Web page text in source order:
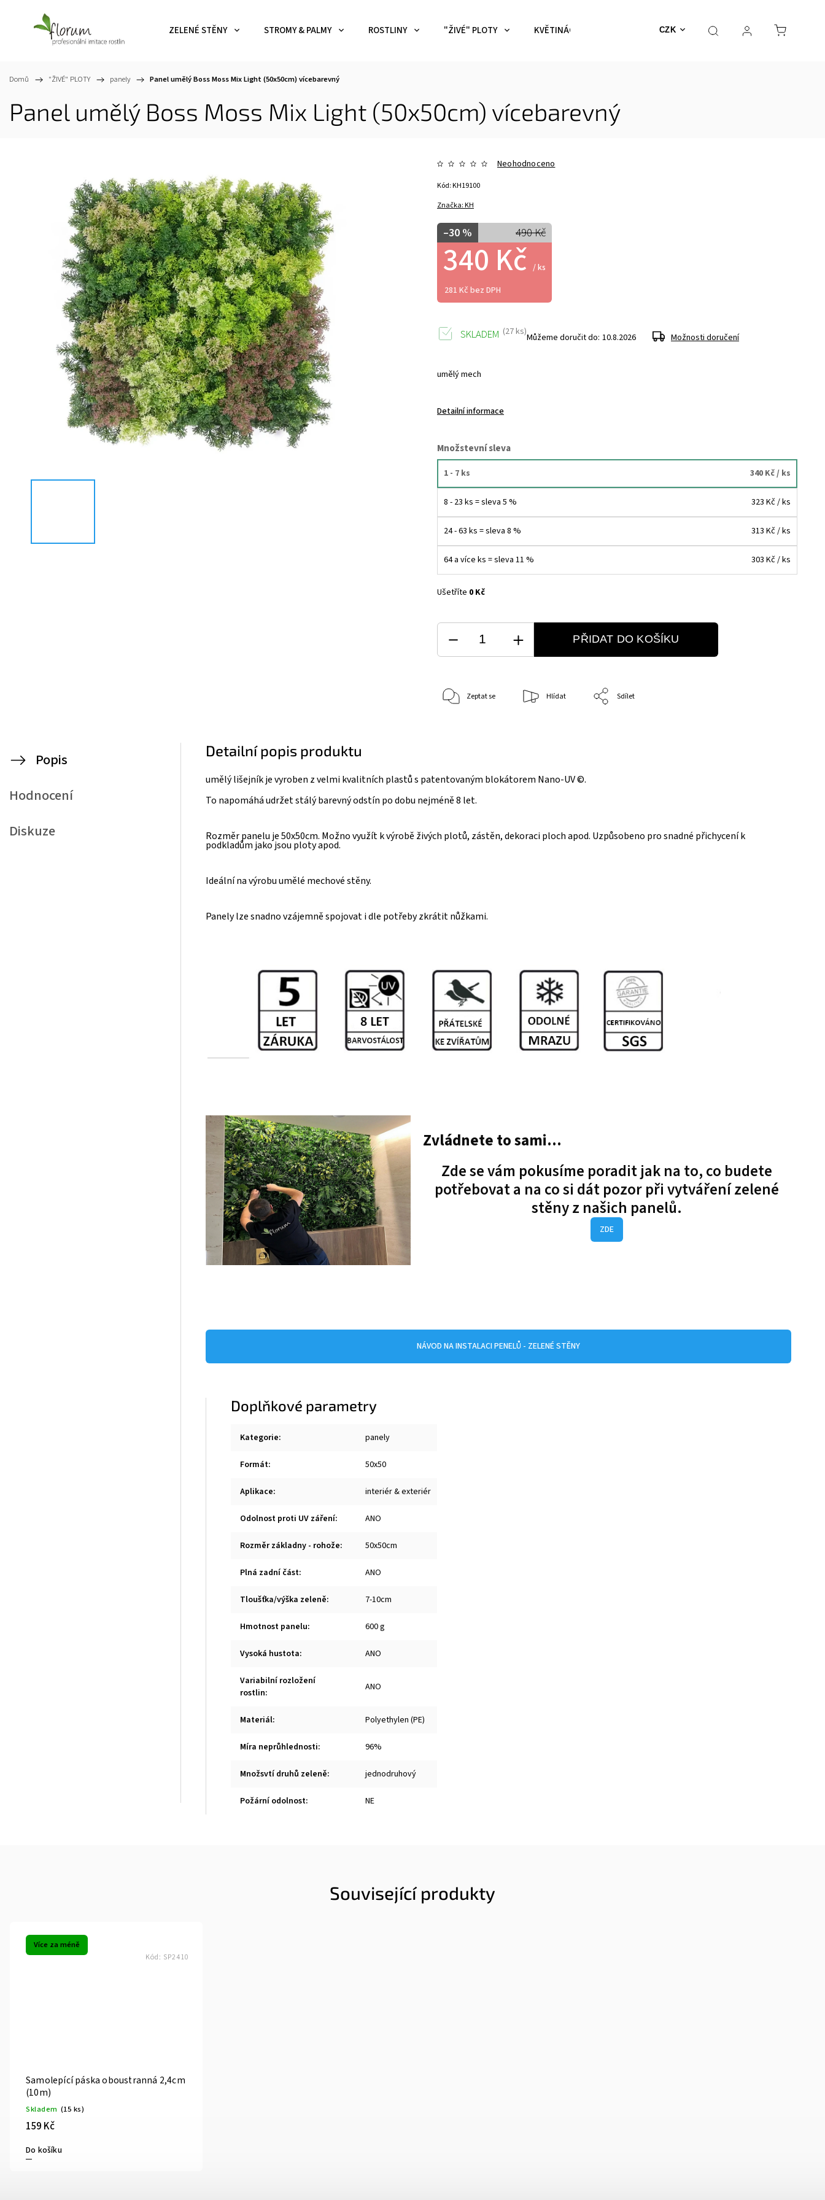
CZK
ZELENÉ STĚNY STROMY & PALMY ROSTLINY "ŽIVÉ" PLOTY KVĚTINÁČE NEHOŘLAVÉ Výprodej MECHY
Domů / "ŽIVÉ" PLOTY / panely / Panel umělý Boss Moss Mix Light (50x50cm)vícebarevný
Panel umělý Boss Moss Mix Light (50x50cm) vícebarevný
Značka:KH
Neohodnoceno
490 Kč
–30 %
340 Kč/ ks
281 Kč bez DPH
Kód:KH19100
umělý mech
Detailní informace
SKLADEM (27 ks)Můžeme doručit do: 10.8.2026 Možnosti doručení
Množstevní sleva
1 - 7 ks 340 Kč/ ks
8 - 23 ks = sleva 5 % 323 Kč/ ks
24 - 63 ks = sleva 8 % 313 Kč/ ks
64 a více ks = sleva 11 % 303 Kč/ ks
Ušetříte 0 Kč
PŘIDAT DO KOŠÍKU
Zeptat se Hlídat Sdílet
Popis
Hodnocení
Diskuze
Detailní popis produktu
umělý lišejník je vyroben z velmi kvalitních plastů s patentovaným blokátorem Nano-UV ©.
To napomáhá udržet stálý barevný odstín po dobu nejméně 8 let.
Rozměr panelu je 50x50cm. Možno využít k výrobě živých plotů, zástěn, dekoraci ploch apod. Uzpůsobeno pro snadné přichycení k
podkladům jako jsou ploty apod.
Ideální na výrobu umělé mechové stěny.
Panely lze snadno vzájemně spojovat i dle potřeby zkrátit nůžkami.
Zvládnete to sami...
Zde se vám pokusíme poradit jak na to, co budete
potřebovat a na co si dát pozor při vytváření zelené
stěny z našich panelů.
ZDE
NÁVOD NA INSTALACI PENELŮ - ZELENÉ STĚNY
Doplňkové parametry
Kategorie: panely
Formát: 50x50
Aplikace: interiér & exteriér
Odolnost proti UV záření: ANO
Rozměr základny - rohože: 50x50cm
Plná zadní část: ANO
Tloušťka/výška zeleně: 7-10cm
Hmotnost panelu: 600 g
Vysoká hustota: ANO
Variabilní rozložení
rostlin: ANO
Materiál: Polyethylen (PE)
Míra neprůhlednosti: 96%
Množsvtí druhů zeleně: jednodruhový
Požární odolnost: NE
Související produkty
Více za méně
Samolepící páska oboustranná 2,4cm
(10m)
Skladem (15 ks)
159 Kč
Do košíku
Kód: SP2410